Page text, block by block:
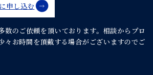
申し込む
数のご依頼を頂いております。相談からプロ
々お時間を頂戴する場合がございますのでご